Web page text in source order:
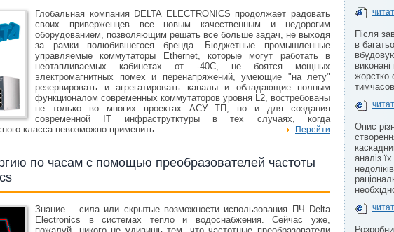
Глобальная компания DELTA ELECTRONICS продолжает радовать
своих приверженцев все новым качественным и недорогим
оборудованием, позволяющим решать все больше задач, не выходя
за рамки полюбившегося бренда. Бюджетные промышленные
управляемые коммутаторы Ethernet, которые могут работать в
неотапливаемых кабинетах от -40С, не боятся мощных
электромагнитных помех и перенапряжений, умеющие "на лету"
резервировать и агрегатировать каналы и обладающие полным
функционалом современных коммутаторов уровня L2, востребованы
не только во многих проектах АСУ ТП, но и для создания
современной IT инфраструтктуры в тех случаях, когда
класса невозможно применить.
Перейти
по часам с помощью преобразователей частоты
Знание – сила или скрытые возможности использования ПЧ Delta
Electronics в системах тепло и водоснабжения. Сейчас уже,
Після
в
виконані
жорстко
Опис
аналіз